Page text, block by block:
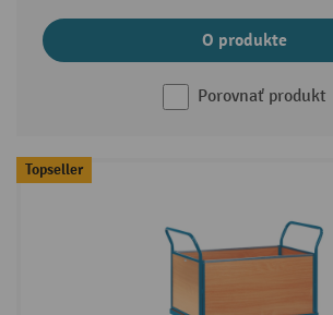
O produkte
Porovnať produkt
Topseller